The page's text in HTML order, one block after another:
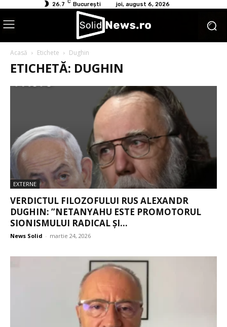
26.7 C București joi, august 6, 2026
Acasă Etichete Dughin
ETICHETĂ: DUGHIN
EXTERNE
VERDICTUL FILOZOFULUI RUS ALEXANDR
DUGHIN: ”NETANYAHU ESTE PROMOTORUL
SIONISMULUI RADICAL ȘI...
News Solid - martie 24, 2026